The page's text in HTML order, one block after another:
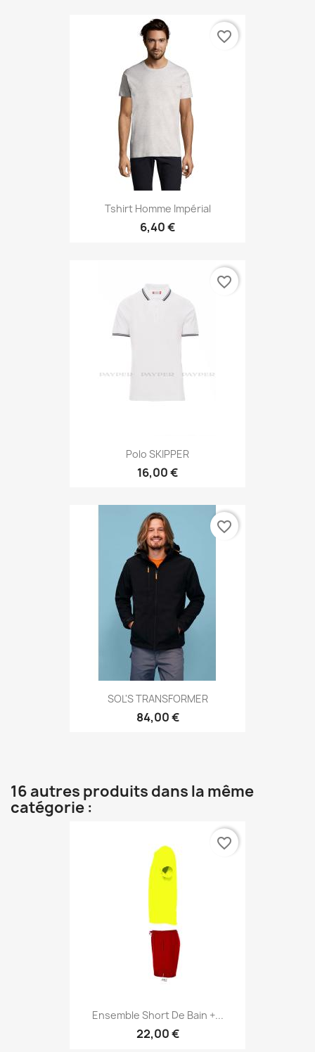
Tshirt Homme Impérial
6,40 €
favorite_border
Polo SKIPPER
16,00 €
favorite_border
SOL'S TRANSFORMER
84,00 €
favorite_border
16 autres produits dans la même
catégorie :
Ensemble Short De Bain +...
22,00 €
favorite_border